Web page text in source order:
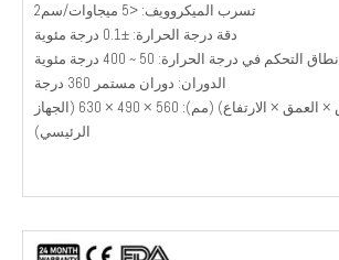
تسرب الميكروويف: <5 ميجاوات/سم2
دقة درجة الحرارة: ±0.1 درجة مئوية
نطاق التحكم في درجة الحرارة: 50 ~ 400 درجة مئوية
الدوران: دوران مستمر 360 درجة
الحجم (العرض × العمق × الارتفاع) (مم): 560 × 490 × 630 (الجهاز
الرئيسي)